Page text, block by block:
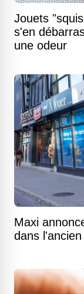
Jouets
s'en
une odeur
Maxi
dans